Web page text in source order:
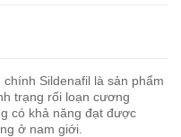
Sildenafil là sản phẩm
trạng rối loạn cương
có khả năng đạt được
ở nam giới.